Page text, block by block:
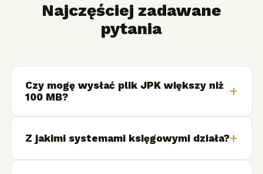
Najczęściej zadawane
pytania
Czy mogę wysłać plik JPK większy niż
100 MB?
+
Z jakimi systemami księgowymi działa?+